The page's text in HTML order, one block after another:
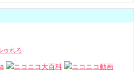
ゥれろ